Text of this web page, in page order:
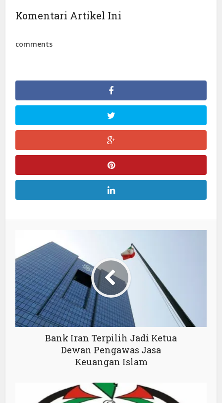
Komentari Artikel Ini
comments
Bank Iran Terpilih Jadi Ketua
Dewan Pengawas Jasa
Keuangan Islam